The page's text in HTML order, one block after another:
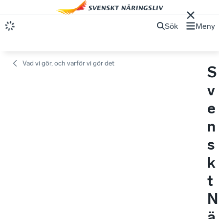
Sök Meny
Vad vi gör, och varför vi gör det
S
v
e
n
s
k
t
N